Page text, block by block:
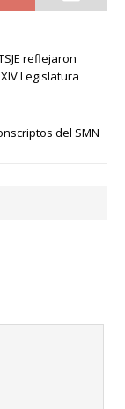
reflejaron
Legislatura
del SMN